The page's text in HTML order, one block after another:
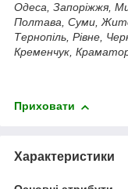
Одеса, Запоріжжя,
Полтава, Суми,
Тернопіль, Рівне,
Кременчук,
Приховати
Характеристики